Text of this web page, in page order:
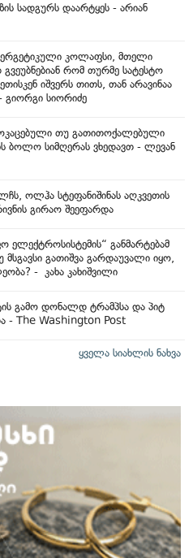
სადგურს დაარტყეს - არიან
კოლაფსი, მთელი
რომ თურმე სატესტო
იშვერს თითს, თან არავინაა
გიორგი სიორიძე
თუ გათითოქალებული
ბოლო სიმღერას ვხედავთ - ლევან
ოლჰა სტეფანიშინას აღკვეთის
გირაო შეეფარდა
ელექტროსისტემის“ განმარტებამ
მსგავსი გათიშვა გარდაუვალი იყო,
- კახა კახიშვილი
გამო დონალდ ტრამპსა და პიტ
- The Washington Post
ყველა სიახლის ნახვა